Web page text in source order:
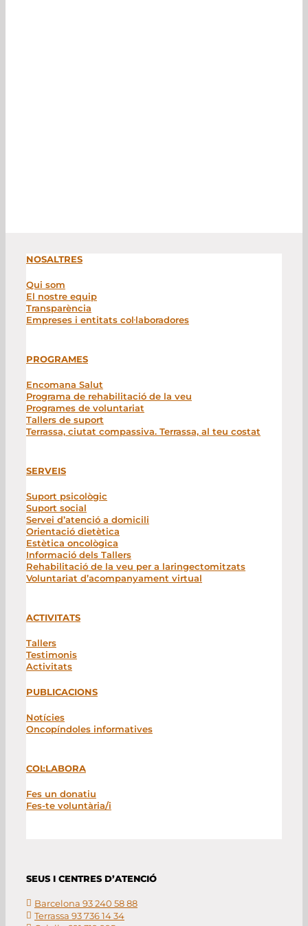
NOSALTRES
Qui som
El nostre equip
Transparència
Empreses i entitats col·laboradores
PROGRAMES
Encomana Salut
Programa de rehabilitació de la veu
Programes de voluntariat
Tallers de suport
Terrassa, ciutat compassiva. Terrassa, al teu costat
SERVEIS
Suport psicològic
Suport social
Servei d’atenció a domicili
Orientació dietètica
Estètica oncològica
Informació dels Tallers
Rehabilitació de la veu per a laringectomitzats
Voluntariat d’acompanyament virtual
ACTIVITATS
Tallers
Testimonis
Activitats
PUBLICACIONS
Notícies
Oncopíndoles informatives
COL·LABORA
Fes un donatiu
Fes-te voluntària/i
SEUS I CENTRES D’ATENCIÓ
Barcelona 93 240 58 88
Terrassa 93 736 14 34